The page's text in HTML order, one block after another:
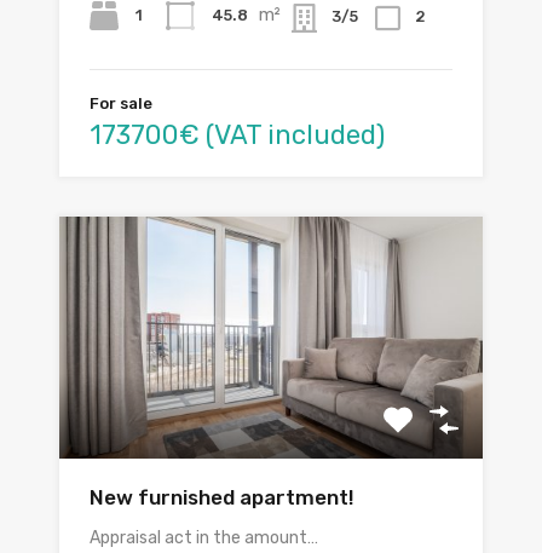
1 45.8 m² 3/5 2
For sale
173700€ (VAT included)
New furnished apartment!
Appraisal act in the amount…